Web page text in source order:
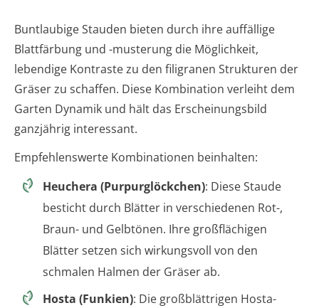
Buntlaubige Stauden bieten durch ihre auffällige
Blattfärbung und -musterung die Möglichkeit,
lebendige Kontraste zu den filigranen Strukturen der
Gräser zu schaffen. Diese Kombination verleiht dem
Garten Dynamik und hält das Erscheinungsbild
ganzjährig interessant.
Empfehlenswerte Kombinationen beinhalten:
Heuchera (Purpurglöckchen): Diese Staude
besticht durch Blätter in verschiedenen Rot-,
Braun- und Gelbtönen. Ihre großflächigen
Blätter setzen sich wirkungsvoll von den
schmalen Halmen der Gräser ab.
Hosta (Funkien): Die großblättrigen Hosta-